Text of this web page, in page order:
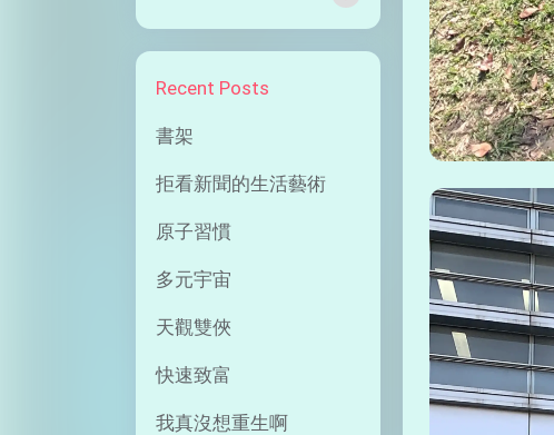
Recent Posts
書架
拒看新聞的生活藝術
原子習慣
多元宇宙
天觀雙俠
快速致富
我真沒想重生啊